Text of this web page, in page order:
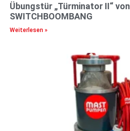
Übungstür „Türminator II“ von
SWITCHBOOMBANG
Weiterlesen »